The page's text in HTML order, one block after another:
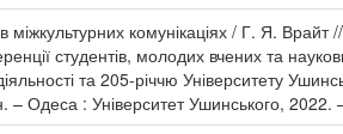
міжкультурних комунікаціях / Г. Я. Врайт
студентів, молодих вчених та
та 205-річчю Університету
Одеса : Університет Ушинського, 2022.